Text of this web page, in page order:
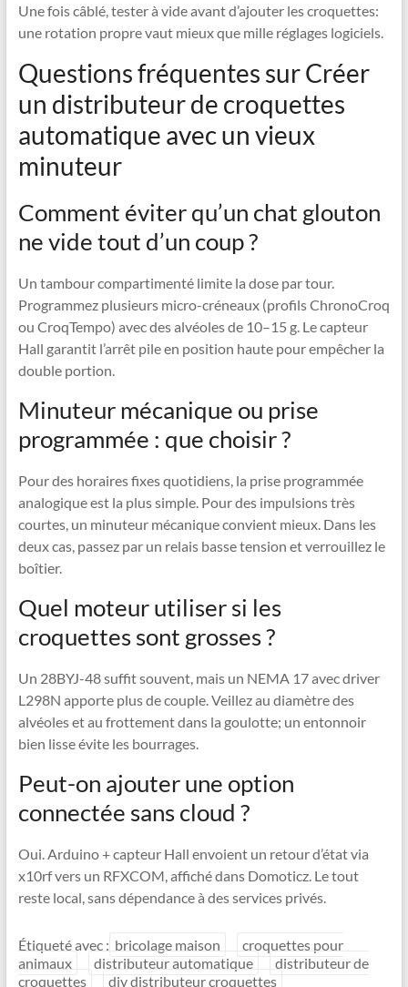
Une fois câblé, tester à vide avant d’ajouter les croquettes:
une rotation propre vaut mieux que mille réglages logiciels.
Questions fréquentes sur Créer
un distributeur de croquettes
automatique avec un vieux
minuteur
Comment éviter qu’un chat glouton
ne vide tout d’un coup ?
Un tambour compartimenté limite la dose par tour.
Programmez plusieurs micro-créneaux (profils ChronoCroq
ou CroqTempo) avec des alvéoles de 10–15 g. Le capteur
Hall garantit l’arrêt pile en position haute pour empêcher la
double portion.
Minuteur mécanique ou prise
programmée : que choisir ?
Pour des horaires fixes quotidiens, la prise programmée
analogique est la plus simple. Pour des impulsions très
courtes, un minuteur mécanique convient mieux. Dans les
deux cas, passez par un relais basse tension et verrouillez le
boîtier.
Quel moteur utiliser si les
croquettes sont grosses ?
Un 28BYJ-48 suffit souvent, mais un NEMA 17 avec driver
L298N apporte plus de couple. Veillez au diamètre des
alvéoles et au frottement dans la goulotte; un entonnoir
bien lisse évite les bourrages.
Peut-on ajouter une option
connectée sans cloud ?
Oui. Arduino + capteur Hall envoient un retour d’état via
x10rf vers un RFXCOM, affiché dans Domoticz. Le tout
reste local, sans dépendance à des services privés.
Étiqueté avec : bricolage maison
croquettes pour
animaux
distributeur automatique
distributeur de
croquettes
diy distributeur croquettes